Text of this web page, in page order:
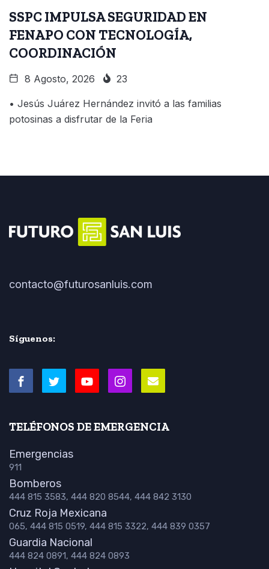
SSPC IMPULSA SEGURIDAD EN
FENAPO CON TECNOLOGÍA,
COORDINACIÓN
8 Agosto, 2026 23
• Jesús Juárez Hernández invitó a las familias
potosinas a disfrutar de la Feria
contacto@futurosanluis.com
Síguenos:
TELÉFONOS DE EMERGENCIA
Emergencias
911
Bomberos
444 815 3583, 444 820 8544, 444 842 3130
Cruz Roja Mexicana
065, 444 815 0519, 444 815 3322, 444 839 0357
Guardia Nacional
444 824 0891, 444 824 0893